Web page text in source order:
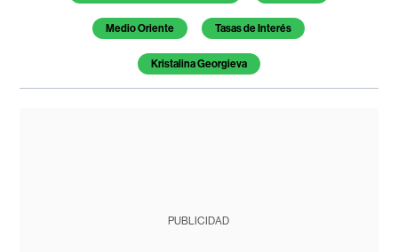
Medio Oriente Tasas de Interés
Kristalina Georgieva
PUBLICIDAD